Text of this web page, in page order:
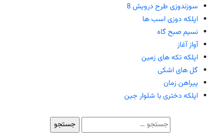
سوزندوزی طرح درویش 8
اپلکه دوزی اسب ها
نسیم صبح گاه
آواز آغاز
اپلکه تکه های زمین
گل های اشکی
پیراهن زمان
اپلکه دختری با شلوار جین
جستجو
برای: